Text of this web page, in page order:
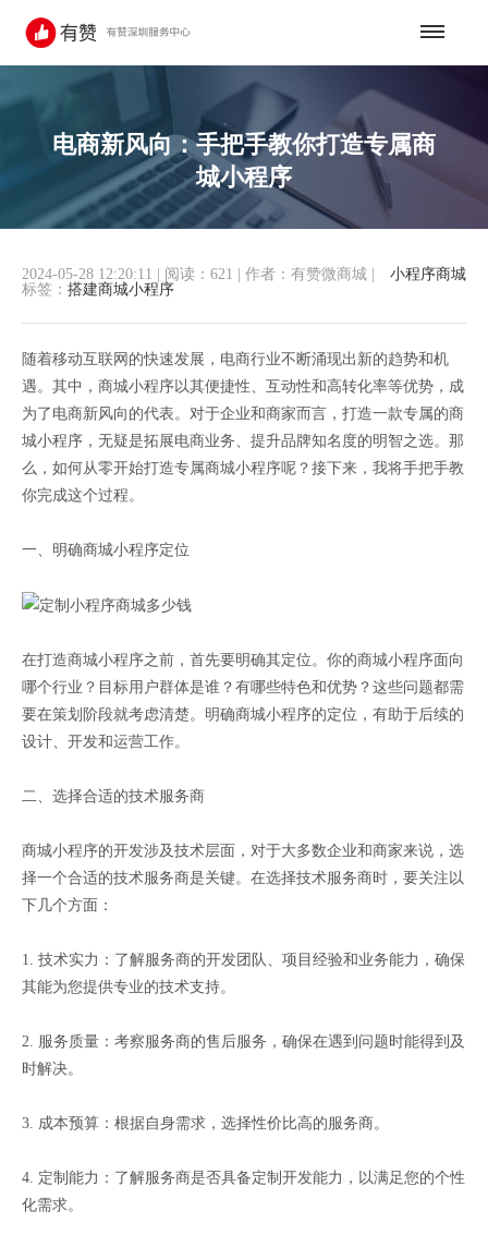
电商新风向：手把手教你打造专属商
城小程序
小程序商城
2024-05-28 12:20:11 阅读：621 作者：有赞微商城
标签： 搭建商城小程序
随着移动互联网的快速发展，电商行业不断涌现出新的趋势和机
遇。其中，商城小程序以其便捷性、互动性和高转化率等优势，成
为了电商新风向的代表。对于企业和商家而言，打造一款专属的商
城小程序，无疑是拓展电商业务、提升品牌知名度的明智之选。那
么，如何从零开始打造专属商城小程序呢？接下来，我将手把手教
你完成这个过程。
一、明确商城小程序定位
在打造商城小程序之前，首先要明确其定位。你的商城小程序面向
哪个行业？目标用户群体是谁？有哪些特色和优势？这些问题都需
要在策划阶段就考虑清楚。明确商城小程序的定位，有助于后续的
设计、开发和运营工作。
二、选择合适的技术服务商
商城小程序的开发涉及技术层面，对于大多数企业和商家来说，选
择一个合适的技术服务商是关键。在选择技术服务商时，要关注以
下几个方面：
1. 技术实力：了解服务商的开发团队、项目经验和业务能力，确保
其能为您提供专业的技术支持。
2. 服务质量：考察服务商的售后服务，确保在遇到问题时能得到及
时解决。
3. 成本预算：根据自身需求，选择性价比高的服务商。
4. 定制能力：了解服务商是否具备定制开发能力，以满足您的个性
化需求。